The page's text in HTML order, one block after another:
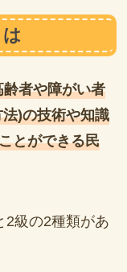
齢者や障がい者
)の技術や知識
とができる民
2級の2種類があ